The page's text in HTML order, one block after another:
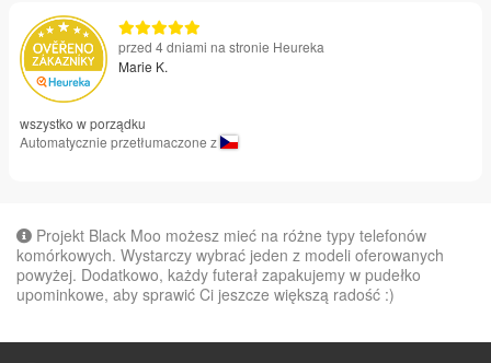
przed 4 dniami na stronie Heureka
Marie K.
wszystko w porządku
Automatycznie przetłumaczone z
Projekt Black Moo możesz mieć na różne typy telefonów
komórkowych. Wystarczy wybrać jeden z modeli oferowanych
powyżej. Dodatkowo, każdy futerał zapakujemy w pudełko
upominkowe, aby sprawić Ci jeszcze większą radość :)